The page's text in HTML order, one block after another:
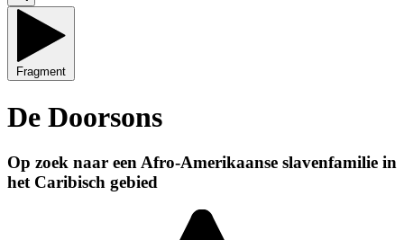
Fragment
De Doorsons
Op zoek naar een Afro-Amerikaanse slavenfamilie in
het Caribisch gebied